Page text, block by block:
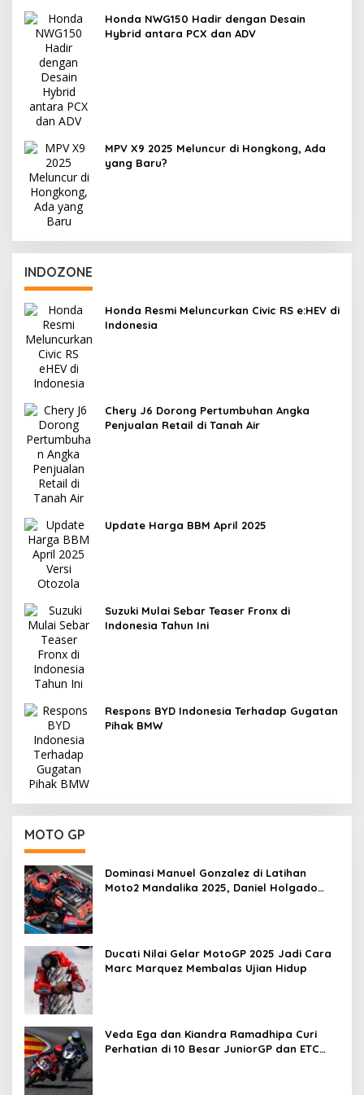
Honda NWG150 Hadir dengan Desain
Hybrid antara PCX dan ADV
MPV X9 2025 Meluncur di Hongkong, Ada
yang Baru?
INDOZONE
Honda Resmi Meluncurkan Civic RS e:HEV di
Indonesia
Chery J6 Dorong Pertumbuhan Angka
Penjualan Retail di Tanah Air
Update Harga BBM April 2025
Suzuki Mulai Sebar Teaser Fronx di
Indonesia Tahun Ini
Respons BYD Indonesia Terhadap Gugatan
Pihak BMW
MOTO GP
Dominasi Manuel Gonzalez di Latihan
Moto2 Mandalika 2025, Daniel Holgado
Ducati Nilai Gelar MotoGP 2025 Jadi Cara
Marc Marquez Membalas Ujian Hidup
Veda Ega dan Kiandra Ramadhipa Curi
Perhatian di 10 Besar JuniorGP dan ETC